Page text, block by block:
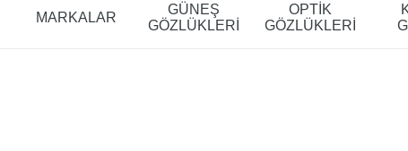
MARKALAR
GÜNEŞ
GÖZLÜKLERİ
OPTİK
GÖZLÜKLERİ